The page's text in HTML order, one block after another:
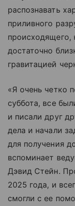
распознавать
приливного
происходящего,
достаточно
гравитацией
«Я очень четко
суббота, все
и писали друг
дела и начали
для получения
вспоминает
Дэвид Стейн.
2025 года, и
смогли с ее